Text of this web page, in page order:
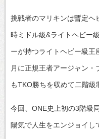
挑戦者のマリキンは暫定ヘ
時ミドル級&ライトヘビー
ーが持つライトヘビー級王
月に正規王者アージャン
もTKO勝ちを収めて二階級
今回、ONE史上初の3階級
陽気で人生をエンジョイし